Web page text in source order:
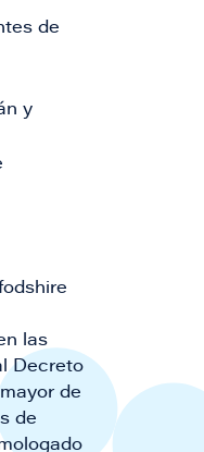
de
y
las
Decreto
de
de